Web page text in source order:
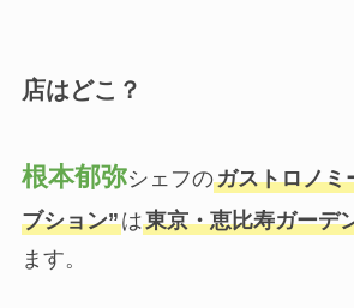
店はどこ？
根本郁弥シェフのガストロノミ
ブション”は東京・恵比寿ガーデ
ます。